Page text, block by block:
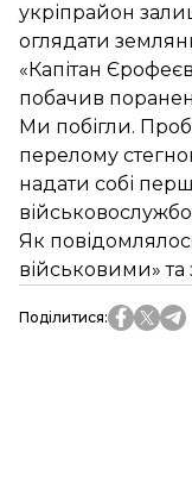
укріпрайон
оглядати
«Капітан
побачив
Ми побігли.
перелому
надати собі
Як
військовими» та
Поділитися: